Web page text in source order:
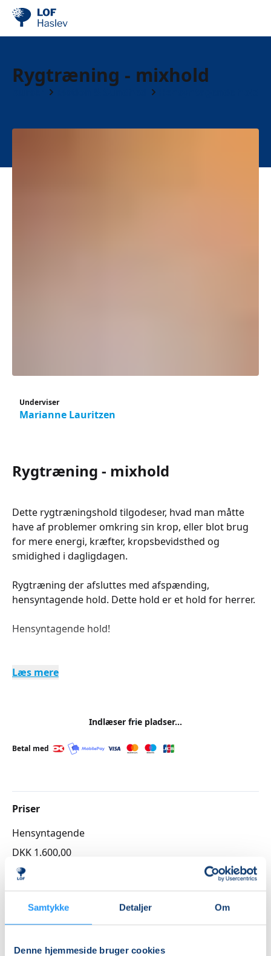
Samtykke Detaljer Om
Denne hjemmeside bruger cookies
Rygtræning - mixhold
Underviser
Marianne Lauritzen
Rygtræning - mixhold
Dette rygtræningshold tilgodeser, hvad man måtte
have af problemer omkring sin krop, eller blot brug
for mere energi, kræfter, kropsbevidsthed og
smidighed i dagligdagen.
Rygtræning der afsluttes med afspænding,
hensyntagende hold. Dette hold er et hold for herrer.
Hensyntagende hold!
Læs mere
Indlæser frie pladser...
Betal med
Priser
Hensyntagende
DKK 1.600,00
Info
Nummer
262205
Første mødegang